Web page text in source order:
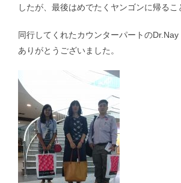
したが、最後はめでたくヤンゴンに帰るこ
同行してくれたカウンターパートの
ありがとうございました。